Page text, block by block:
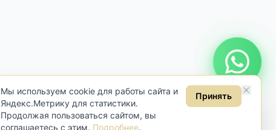
Мы используем cookie для работы сайта и
Яндекс.Метрику для статистики.
Продолжая пользоваться сайтом, вы
соглашаетесь с этим. Подробнее.
Принять